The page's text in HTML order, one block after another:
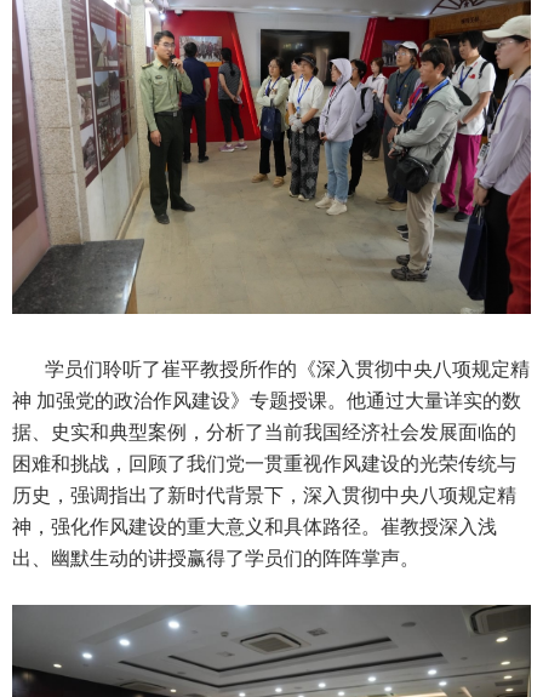
学员们聆听了崔平教授所作的《深入贯彻中央八项规定精
神 加强党的政治作风建设》专题授课。他通过大量详实的数
据、史实和典型案例，分析了当前我国经济社会发展面临的
困难和挑战，回顾了我们党一贯重视作风建设的光荣传统与
历史，强调指出了新时代背景下，深入贯彻中央八项规定精
神，强化作风建设的重大意义和具体路径。崔教授深入浅
出、幽默生动的讲授赢得了学员们的阵阵掌声。